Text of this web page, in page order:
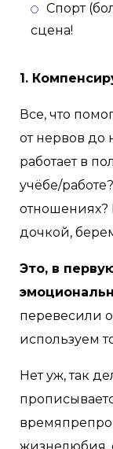
Спорт
сцена!
1.
Все, что
от нервов до
работает в
учёбе/
дочкой,
Это, в
перевесили
используем
Нет уж, так